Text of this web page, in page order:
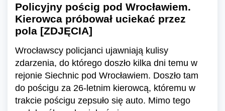
Policyjny pościg pod Wrocławiem.
Kierowca próbował uciekać przez
pola [ZDJĘCIA]
Wrocławscy policjanci ujawniają kulisy
zdarzenia, do którego doszło kilka dni temu w
rejonie Siechnic pod Wrocławiem. Doszło tam
do pościgu za 26-letnim kierowcą, któremu w
trakcie pościgu zepsuło się auto. Mimo tego